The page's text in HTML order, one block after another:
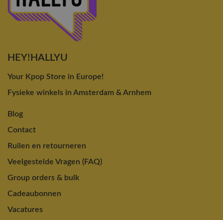
HEY!HALLYU
Your Kpop Store in Europe!
Fysieke winkels in Amsterdam & Arnhem
Blog
Contact
Ruilen en retourneren
Veelgestelde Vragen (FAQ)
Group orders & bulk
Cadeaubonnen
Vacatures